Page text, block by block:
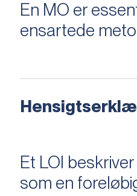
En MO er
ensartede
Et LOI
som en